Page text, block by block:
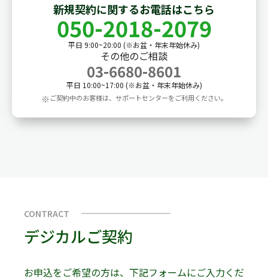
新規契約に関するお電話はこちら
050-2018-2079
平日 9:00~20:00 (※お盆・年末年始休み)
その他のご相談
03-6680-8601
平日 10:00~17:00 (※お盆・年末年始休み)
※ ご契約中のお客様は、サポートセンターをご利用ください。
CONTRACT
デジカルご契約
お申込をご希望の方は、下記フォームにご入力くだ